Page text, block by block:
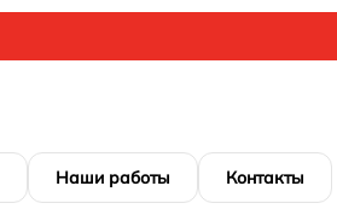
Наши работы Контакты